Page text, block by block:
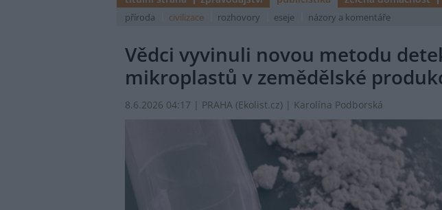
příroda civilizace rozhovory eseje názory a komentáře
Vědci vyvinuli novou metodu
mikroplastů v zemědělské
8.6.2026 04:17 | PRAHA (Ekolist.cz) | Karolína Podborská